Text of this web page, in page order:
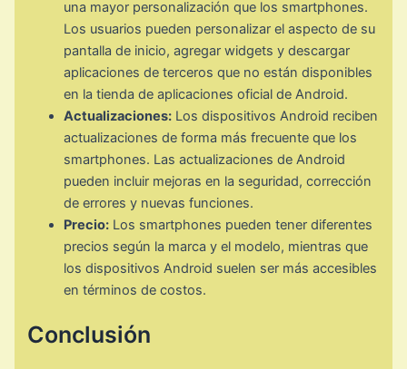
una mayor personalización que los smartphones.
Los usuarios pueden personalizar el aspecto de su
pantalla de inicio, agregar widgets y descargar
aplicaciones de terceros que no están disponibles
en la tienda de aplicaciones oficial de Android.
Actualizaciones: Los dispositivos Android reciben
actualizaciones de forma más frecuente que los
smartphones. Las actualizaciones de Android
pueden incluir mejoras en la seguridad, corrección
de errores y nuevas funciones.
Precio: Los smartphones pueden tener diferentes
precios según la marca y el modelo, mientras que
los dispositivos Android suelen ser más accesibles
en términos de costos.
Conclusión